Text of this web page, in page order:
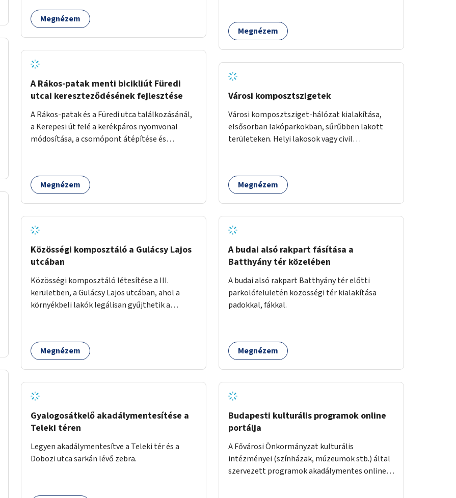
helyszín és/vagy intézmény, illetve a munka
jellege alapján, és kapcsolatba tudnak lépni az
függetlenül folyna, az önkormányzat a
weboldal üzemeltetését és népszerűsítését
végezné, amelynek kiemelt része lenne az
adatok naprakészen tartása.
Megnézem
A Rákos-patak menti bicikliút Füredi
utcai kereszteződésének fejlesztése
A Rákos-patak és a Füredi utca találkozásánál,
a Kerepesi út felé a kerékpáros nyomvonal
módosítása, a csomópont átépítése és
Megnézem
Közösségi komposztáló a Gulácsy Lajos
utcában
Közösségi komposztáló létesítése a III.
kerületben, a Gulácsy Lajos utcában, ahol a
környékbeli lakók legálisan gyűjthetik a
lehetőséggel is. A fenntartható működés
érdekében a lakosok számára
létrejön egy helyi fenntartó közösség, amely
vállalja a működtetést és a felügyeletet.
Megnézem
Gyalogosátkelő akadálymentesítése a
Teleki téren
Legyen akadálymentesítve a Teleki tér és a
Dobozi utca sarkán lévő zebra.
Megnézem
Városi komposztszigetek
Városi komposztsziget-hálózat kialakítása,
elsősorban lakóparkokban, sűrűbben lakott
területeken. Helyi lakosok vagy civil
komposztszigetek helyben történő hosszú
távú fenntartását.
Megnézem
A budai alsó rakpart fásítása a
Batthyány tér közelében
A budai alsó rakpart Batthyány tér előtti
parkolófelületén közösségi tér kialakítása
padokkal, fákkal.
Megnézem
Budapesti kulturális programok online
portálja
A Fővárosi Önkormányzat kulturális
intézményei (színházak, múzeumok stb.) által
szervezett programok akadálymentes online